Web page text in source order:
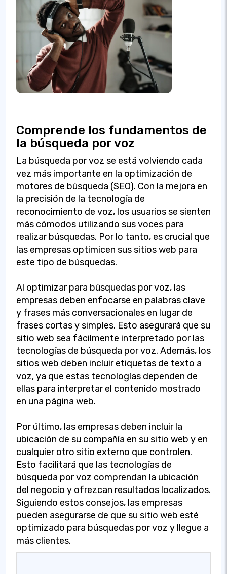
Comprende los fundamentos de
la búsqueda por voz
La búsqueda por voz se está volviendo cada
vez más importante en la optimización de
motores de búsqueda (SEO). Con la mejora en
la precisión de la tecnología de
reconocimiento de voz, los usuarios se sienten
más cómodos utilizando sus voces para
realizar búsquedas. Por lo tanto, es crucial que
las empresas optimicen sus sitios web para
este tipo de búsquedas.
Al optimizar para búsquedas por voz, las
empresas deben enfocarse en palabras clave
y frases más conversacionales en lugar de
frases cortas y simples. Esto asegurará que su
sitio web sea fácilmente interpretado por las
tecnologías de búsqueda por voz. Además, los
sitios web deben incluir etiquetas de texto a
voz, ya que estas tecnologías dependen de
ellas para interpretar el contenido mostrado
en una página web.
Por último, las empresas deben incluir la
ubicación de su compañía en su sitio web y en
cualquier otro sitio externo que controlen.
Esto facilitará que las tecnologías de
búsqueda por voz comprendan la ubicación
del negocio y ofrezcan resultados localizados.
Siguiendo estos consejos, las empresas
pueden asegurarse de que su sitio web esté
optimizado para búsquedas por voz y llegue a
más clientes.